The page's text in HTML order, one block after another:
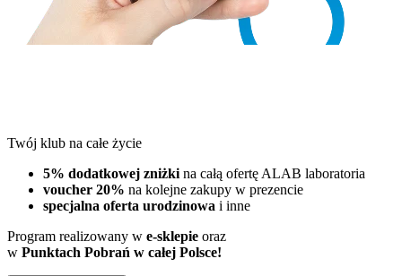
Twój klub na całe życie
5% dodatkowej zniżki na całą ofertę ALAB laboratoria
voucher 20% na kolejne zakupy w prezencie
specjalna oferta urodzinowa i inne
Program realizowany w e-sklepie oraz
w Punktach Pobrań w całej Polsce!